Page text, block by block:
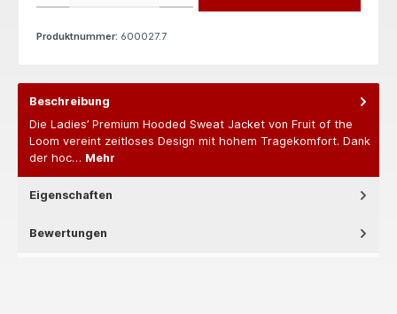
Produktnummer: 600027.7
Beschreibung
Die Ladies’ Premium Hooded Sweat Jacket von Fruit of the
Loom vereint zeitloses Design mit hohem Tragekomfort. Dank
der hoc… Mehr
Eigenschaften
Bewertungen